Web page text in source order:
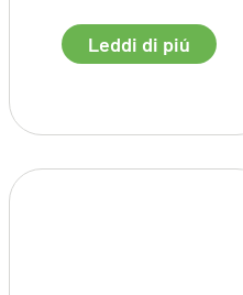
Leddi di piú